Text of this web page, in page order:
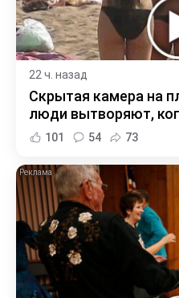
22 ч. назад
Скрытая камера на
люди вытворяют,
101 54 73